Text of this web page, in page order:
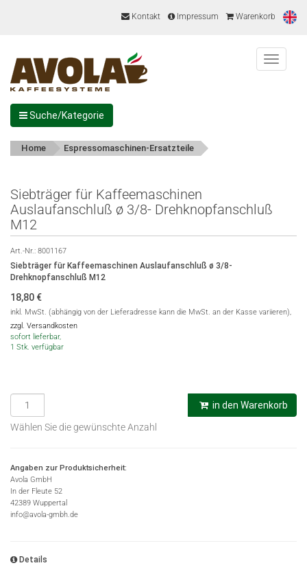
Kontakt Impressum Warenkorb
Menu
Suche/Kategorie
Home Espressomaschinen-Ersatzteile
Siebträger für Kaffeemaschinen
Auslaufanschluß ø 3/8- Drehknopfanschluß
M12
Art.-Nr.: 8001167
Siebträger für Kaffeemaschinen Auslaufanschluß ø 3/8-
Drehknopfanschluß M12
18,80 €
inkl. MwSt. (abhängig von der Lieferadresse kann die MwSt. an der Kasse variieren),
zzgl. Versandkosten
sofort lieferbar,
1 Stk. verfügbar
in den Warenkorb
Wählen Sie die gewünschte Anzahl
Angaben zur Produktsicherheit:
Avola GmbH
In der Fleute 52
42389 Wuppertal
info@avola-gmbh.de
Details